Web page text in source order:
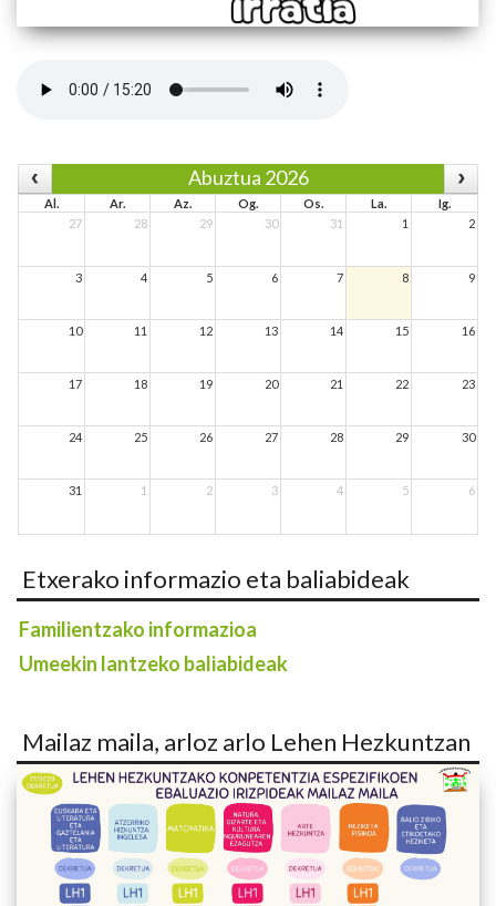
Abuztua 2026
Al. Ar. Az. Og. Os. La.
Ig.
27
28 29 30 31 1 2
3 4 5 6 7 8 9
10 11 12 13 14 15 16
17 18 19 20 21 22 23
24 25 26 27 28 29 30
31 1 2 3 4 5 6
Etxerako informazio eta baliabideak
Familientzako informazioa
Umeekin lantzeko baliabideak
Mailaz maila, arloz arlo Lehen Hezkuntzan